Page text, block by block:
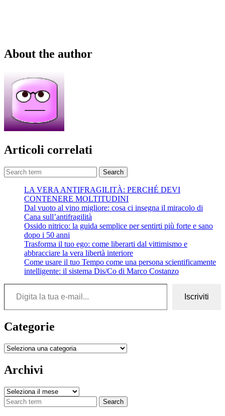
About the author
Articoli correlati
Search
LA VERA ANTIFRAGILITÀ: PERCHÉ DEVI
CONTENERE MOLTITUDINI
Dal vuoto al vino migliore: cosa ci insegna il miracolo di
Cana sull’antifragilità
Ossido nitrico: la guida semplice per sentirti più forte e sano
dopo i 50 anni
Trasforma il tuo ego: come liberarti dal vittimismo e
abbracciare la vera libertà interiore
Come usare il tuo Tempo come una persona scientificamente
intelligente: il sistema Dis/Co di Marco Costanzo
Digita la tua e-mail...
Iscriviti
Categorie
Categorie
Archivi
Archivi
Search